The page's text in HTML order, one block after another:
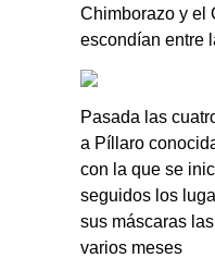
Chimborazo y el
escondían entre
Pasada las
a Píllaro
con la que se
seguidos los
sus máscaras
varios meses